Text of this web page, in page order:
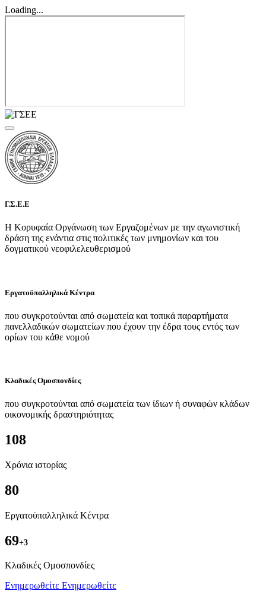
Loading...
Γ.Σ.Ε.Ε
Η Κορυφαία Οργάνωση των Εργαζομένων με την αγωνιστική
δράση της ενάντια στις πολιτικές των μνημονίων και του
δογματικού νεοφιλελευθερισμού
Εργατοϋπαλληλικά Κέντρα
που συγκροτούνται από σωματεία και τοπικά παραρτήματα
πανελλαδικών σωματείων που έχουν την έδρα τους εντός των
ορίων του κάθε νομού
Κλαδικές Ομοσπονδίες
που συγκροτούνται από σωματεία των ίδιων ή συναφών κλάδων
οικονομικής δραστηριότητας
108
Χρόνια ιστορίας
80
Εργατοϋπαλληλικά Κέντρα
69+3
Kλαδικές Ομοσπονδίες
Ενημερωθείτε Ενημερωθείτε